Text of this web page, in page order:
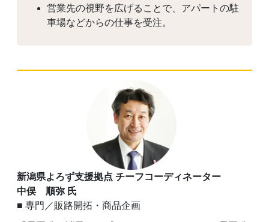
営業先の視野を広げることで、アパートの駐
車場などからの仕事を受注。
新潟県よろず支援拠点 チーフコーディネーター
中俣 順弥 氏
■ 専門／販路開拓・商品企画